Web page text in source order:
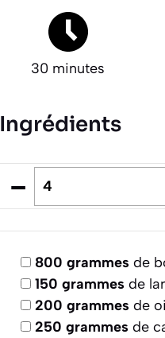
30 minutes
Ingrédients
–
800 grammes de
150 grammes de
200 grammes de
250 grammes de